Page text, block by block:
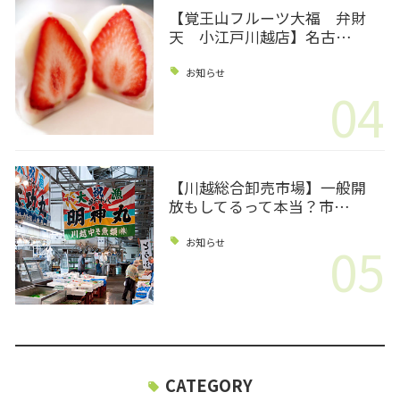
【覚王山フルーツ大福 弁財
天 小江戸川越店】名古…
お知らせ
04
【川越総合卸売市場】一般開
放もしてるって本当？市…
お知らせ 05
CATEGORY